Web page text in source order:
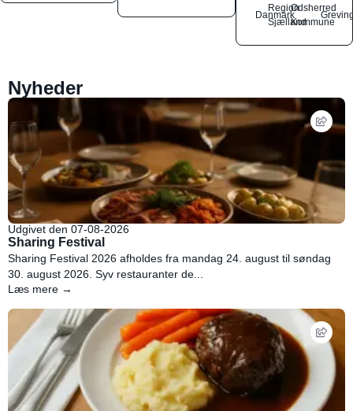
Danmark
Region
Sjælland
Odsherred
Kommune
Nyheder
Udgivet den 07-08-2026
Sharing Festival
Sharing Festival 2026 afholdes fra mandag 24. august til søndag
30. august 2026. Syv restauranter de...
Læs mere →